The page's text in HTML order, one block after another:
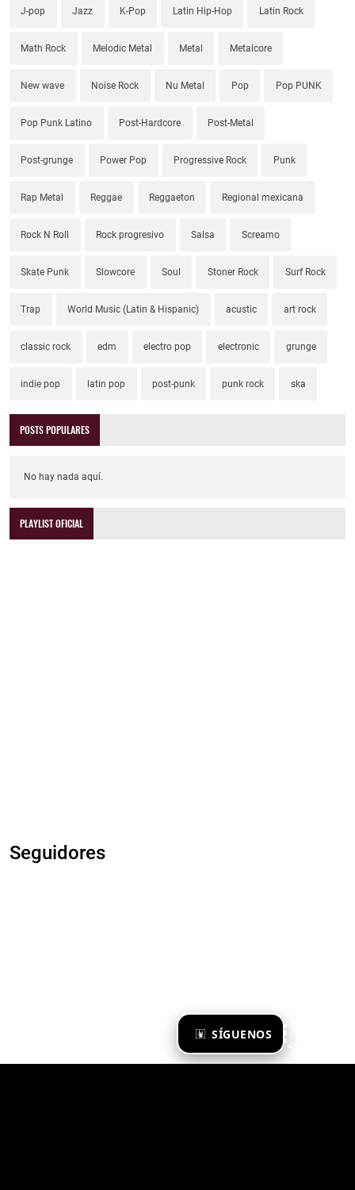
SÍGUENOS
J-pop Jazz K-Pop Latin Hip-Hop Latin Rock
Math Rock Melodic Metal Metal Metalcore
New wave Noise Rock Nu Metal Pop Pop PUNK
Pop Punk Latino Post-Hardcore Post-Metal
Post-grunge Power Pop Progressive Rock Punk
Rap Metal Reggae Reggaeton Regional mexicana
Rock N Roll Rock progresivo Salsa Screamo
Skate Punk Slowcore Soul Stoner Rock Surf Rock
Trap World Music (Latin & Hispanic) acustic art rock
classic rock edm electro pop electronic grunge
indie pop latin pop post-punk punk rock ska
POSTS POPULARES
No hay nada aquí.
PLAYLIST OFICIAL
Seguidores